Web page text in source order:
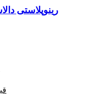
رینوپلاستی